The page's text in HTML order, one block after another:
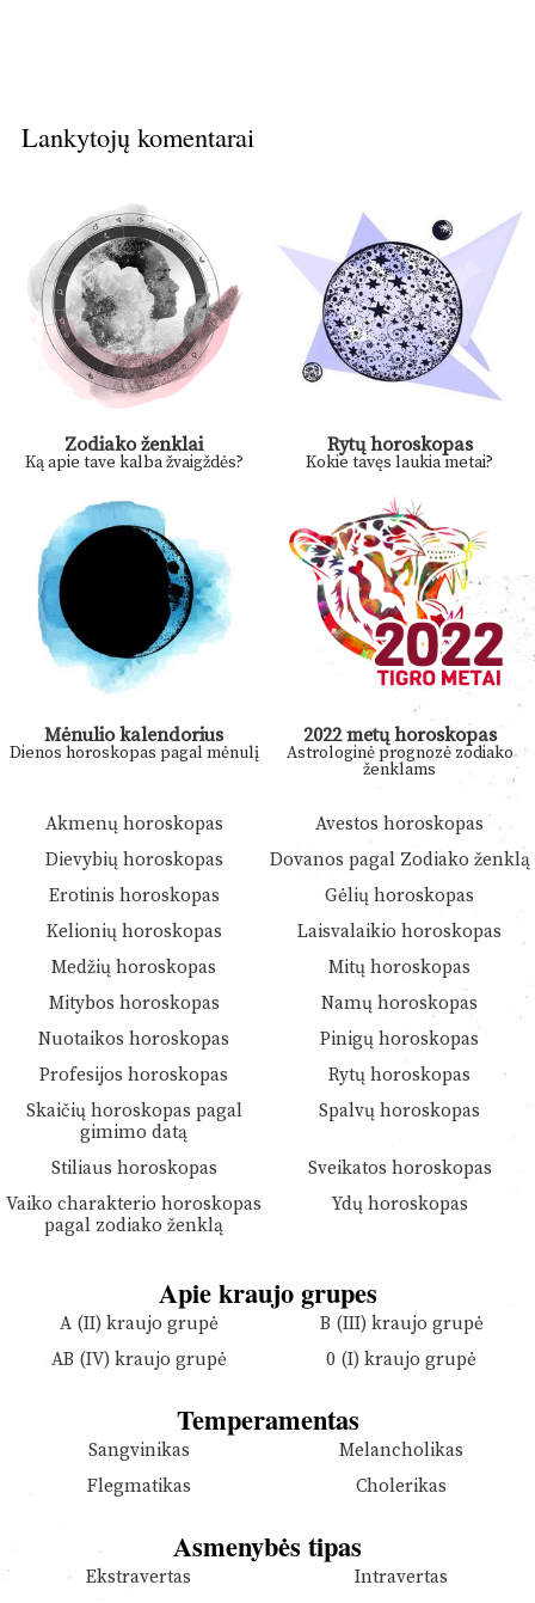
Lankytojų komentarai
Zodiako ženklai
Ką apie tave kalba žvaigždės?
Rytų horoskopas
Kokie tavęs laukia metai?
Mėnulio kalendorius
Dienos horoskopas pagal mėnulį
2022 metų horoskopas
Astrologinė prognozė zodiako
ženklams
Akmenų horoskopas
Avestos horoskopas
Dievybių horoskopas
Dovanos pagal Zodiako ženklą
Erotinis horoskopas
Gėlių horoskopas
Kelionių horoskopas
Laisvalaikio horoskopas
Medžių horoskopas
Mitų horoskopas
Mitybos horoskopas
Namų horoskopas
Nuotaikos horoskopas
Pinigų horoskopas
Profesijos horoskopas
Rytų horoskopas
Skaičių horoskopas pagal
gimimo datą
Spalvų horoskopas
Stiliaus horoskopas
Sveikatos horoskopas
Vaiko charakterio horoskopas
pagal zodiako ženklą
Ydų horoskopas
Apie kraujo grupes
A (II) kraujo grupė
B (III) kraujo grupė
AB (IV) kraujo grupė
0 (I) kraujo grupė
Temperamentas
Sangvinikas
Melancholikas
Flegmatikas
Cholerikas
Asmenybės tipas
Ekstravertas Intravertas